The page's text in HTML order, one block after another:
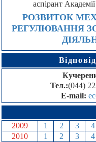
аспірант
РОЗВИТОК
РЕГУЛЮВАННЯ
Тел.:(044)
E-mail:
2009
1 2 3 4
2010
1 2 3 4